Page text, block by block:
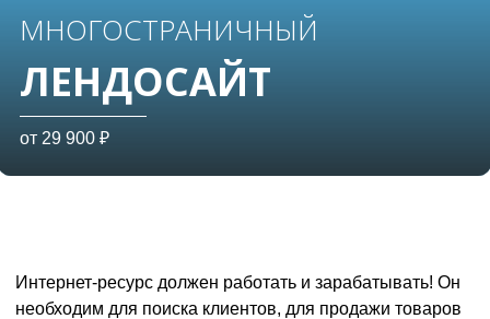
МНОГОСТРАНИЧНЫЙ
ЛЕНДОСАЙТ
от 29 900 ₽
Интернет-ресурс должен работать и зарабатывать! Он
необходим для поиска клиентов, для продажи товаров